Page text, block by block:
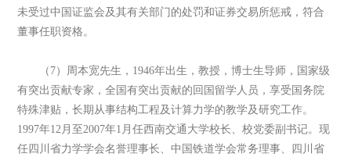
未受过中国证监会及其有关部门的处罚和证券交易所惩戒，符合
董事任职资格。
（7）周本宽先生，1946年出生，教授，博士生导师，国家级
有突出贡献专家，全国有突出贡献的回国留学人员，享受国务院
特殊津贴，长期从事结构工程及计算力学的教学及研究工作。
1997年12月至2007年1月任西南交通大学校长、校党委副书记。现
任四川省力学学会名誉理事长、中国铁道学会常务理事、四川省